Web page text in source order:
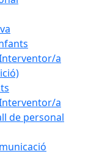
a
a
de personal